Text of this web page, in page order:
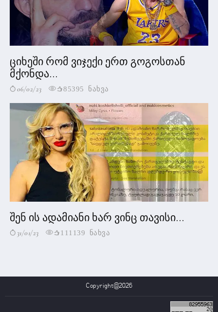
ციხეში რომ ვიჯექი ერთ გოგოსთან
მქონდა...
06/02/23 85395 ნახვა
შენ ის ადამიანი ხარ ვინც თავისი...
31/01/23 111139 ნახვა
Copyright@2026